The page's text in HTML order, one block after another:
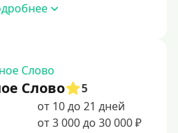
Слово
5
от 10 до 21 дней
от 3 000 до 30 000 ₽